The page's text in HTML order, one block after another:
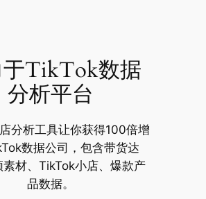
TikTok数据
分析平台
分析工具让你获得100倍增
数据公司，包含带货达
素材、TikTok小店、爆款产
品数据。